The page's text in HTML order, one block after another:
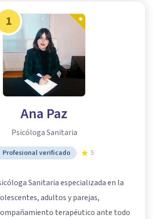
1
Ana Paz
Psicóloga Sanitaria
Profesional verificado 5
Sanitaria especializada en la
adultos y parejas,
terapéutico ante todo